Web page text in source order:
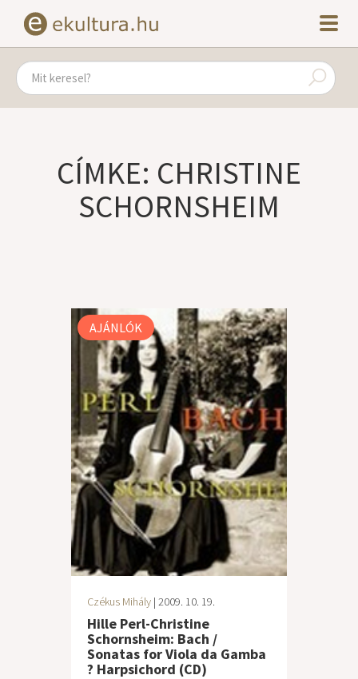
CÍMKE: CHRISTINE
SCHORNSHEIM
AJÁNLÓK
Czékus Mihály | 2009. 10. 19.
Hille Perl-Christine
Schornsheim: Bach /
Sonatas for Viola da Gamba
? Harpsichord (CD)